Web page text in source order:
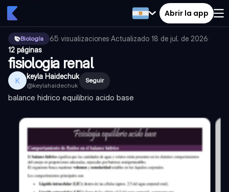
Abrir la app
Biología 65 visualizaciones·Actualizado 18 de jul. de 2026·
12 páginas
fisiologia renal
K keyla Haidechuk
@keylahaidechuk
Seguir
balance hidrico equilibrio acido base